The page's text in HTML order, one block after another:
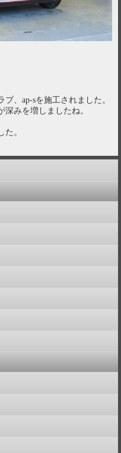
、ap-sを施工されました。
みを増しましたね。
。